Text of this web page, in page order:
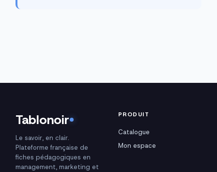
Tablonoir
Le savoir, en clair.
Plateforme française de
fiches pédagogiques en
management, marketing et
PRODUIT
Catalogue
Mon espace